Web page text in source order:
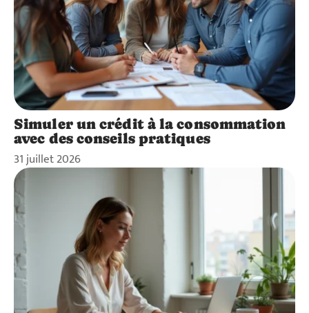
Simuler un crédit à la consommation
avec des conseils pratiques
31 juillet 2026